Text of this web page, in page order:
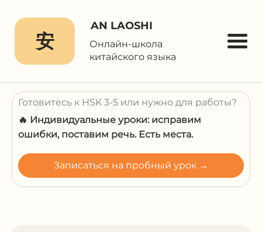
安
AN LAOSHI
Онлайн-школа
китайского языка
Готовитесь к HSK 3-5 или нужно для работы?
🔥 Индивидуальные уроки: исправим
ошибки, поставим речь. Есть места.
Записаться на пробный урок →